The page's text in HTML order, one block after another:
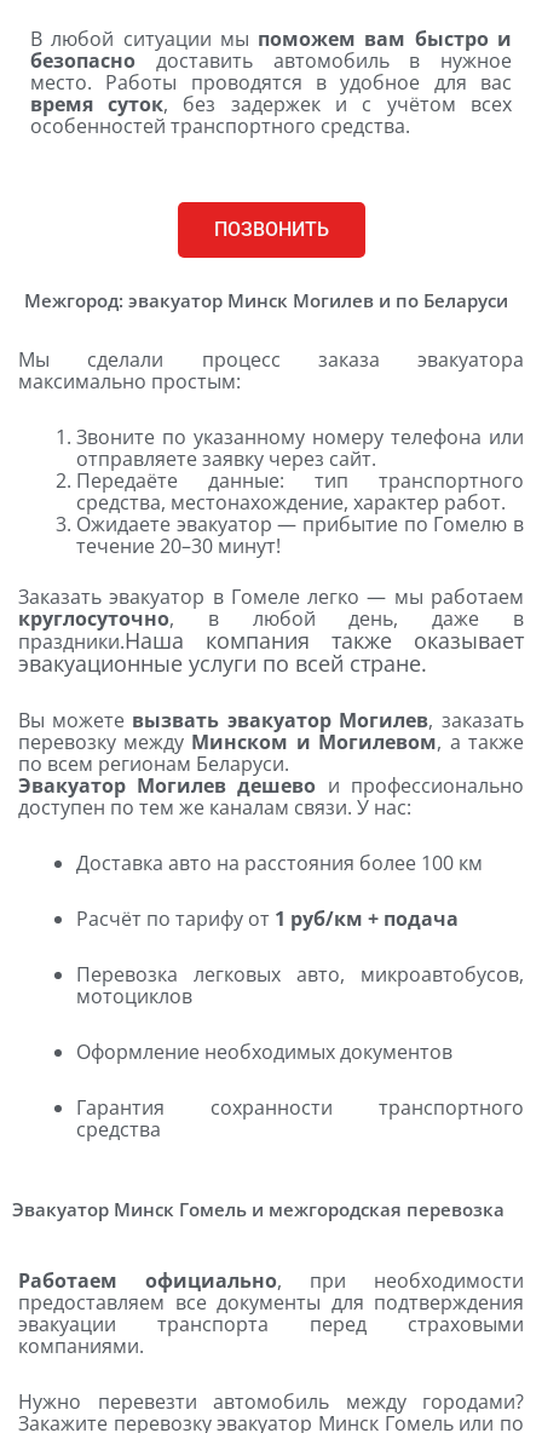
В любой ситуации мы поможем вам быстро и
безопасно доставить автомобиль в нужное
место. Работы проводятся в удобное для вас
время суток, без задержек и с учётом всех
особенностей транспортного средства.
ПОЗВОНИТЬ
Межгород: эвакуатор Минск Могилев и по Беларуси
Мы сделали процесс заказа эвакуатора
максимально простым:
Звоните по указанному номеру телефона или
отправляете заявку через сайт.
Передаёте данные: тип транспортного
средства, местонахождение, характер работ.
Ожидаете эвакуатор — прибытие по Гомелю в
течение 20–30 минут!
Заказать эвакуатор в Гомеле легко — мы работаем
круглосуточно, в любой день, даже в
праздники.Наша компания также оказывает
эвакуационные услуги по всей стране.
Вы можете вызвать эвакуатор Могилев, заказать
перевозку между Минском и Могилевом, а также
по всем регионам Беларуси.
Эвакуатор Могилев дешево и профессионально
доступен по тем же каналам связи. У нас:
Доставка авто на расстояния более 100 км
Расчёт по тарифу от 1 руб/км + подача
Перевозка легковых авто, микроавтобусов,
мотоциклов
Оформление необходимых документов
Гарантия сохранности транспортного
средства
Эвакуатор Минск Гомель и межгородская перевозка
Работаем официально, при необходимости
предоставляем все документы для подтверждения
эвакуации транспорта перед страховыми
компаниями.
Нужно перевезти автомобиль между городами?
Закажите перевозку эвакуатор Минск Гомель или по